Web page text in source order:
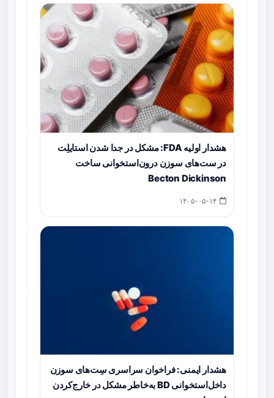
هشدار اولیه FDA: مشکل در جدا شدن استایلِت
در ست‌های سوزن درون‌استخوانی ساخت
Becton Dickinson
هشدار ایمنی: فراخوان سراسری سِت‌های سوزن
داخل‌استخوانی BD به‌خاطر مشکل در خارج‌کردن